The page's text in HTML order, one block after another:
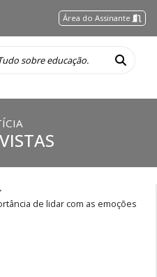
Área do Assinante
de lidar com as emoções